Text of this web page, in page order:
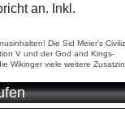
an. Inkl.
Die Sid Meier's
V und der God and Kings-
Wikinger viele weitere